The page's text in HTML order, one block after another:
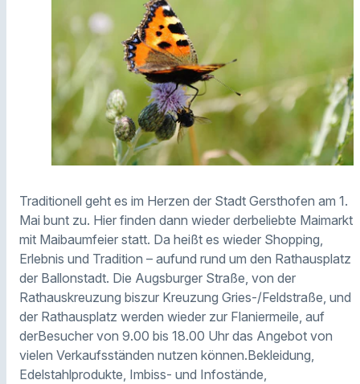
Traditionell geht es im Herzen der Stadt Gersthofen am 1.
Mai bunt zu. Hier finden dann wieder derbeliebte Maimarkt
mit Maibaumfeier statt. Da heißt es wieder Shopping,
Erlebnis und Tradition – aufund rund um den Rathausplatz
der Ballonstadt. Die Augsburger Straße, von der
Rathauskreuzung biszur Kreuzung Gries-/Feldstraße, und
der Rathausplatz werden wieder zur Flaniermeile, auf
derBesucher von 9.00 bis 18.00 Uhr das Angebot von
vielen Verkaufsständen nutzen können.Bekleidung,
Edelstahlprodukte, Imbiss- und Infostände,